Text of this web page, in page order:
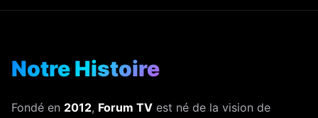
Notre Histoire
Fondé en 2012, Forum TV est né de la vision de